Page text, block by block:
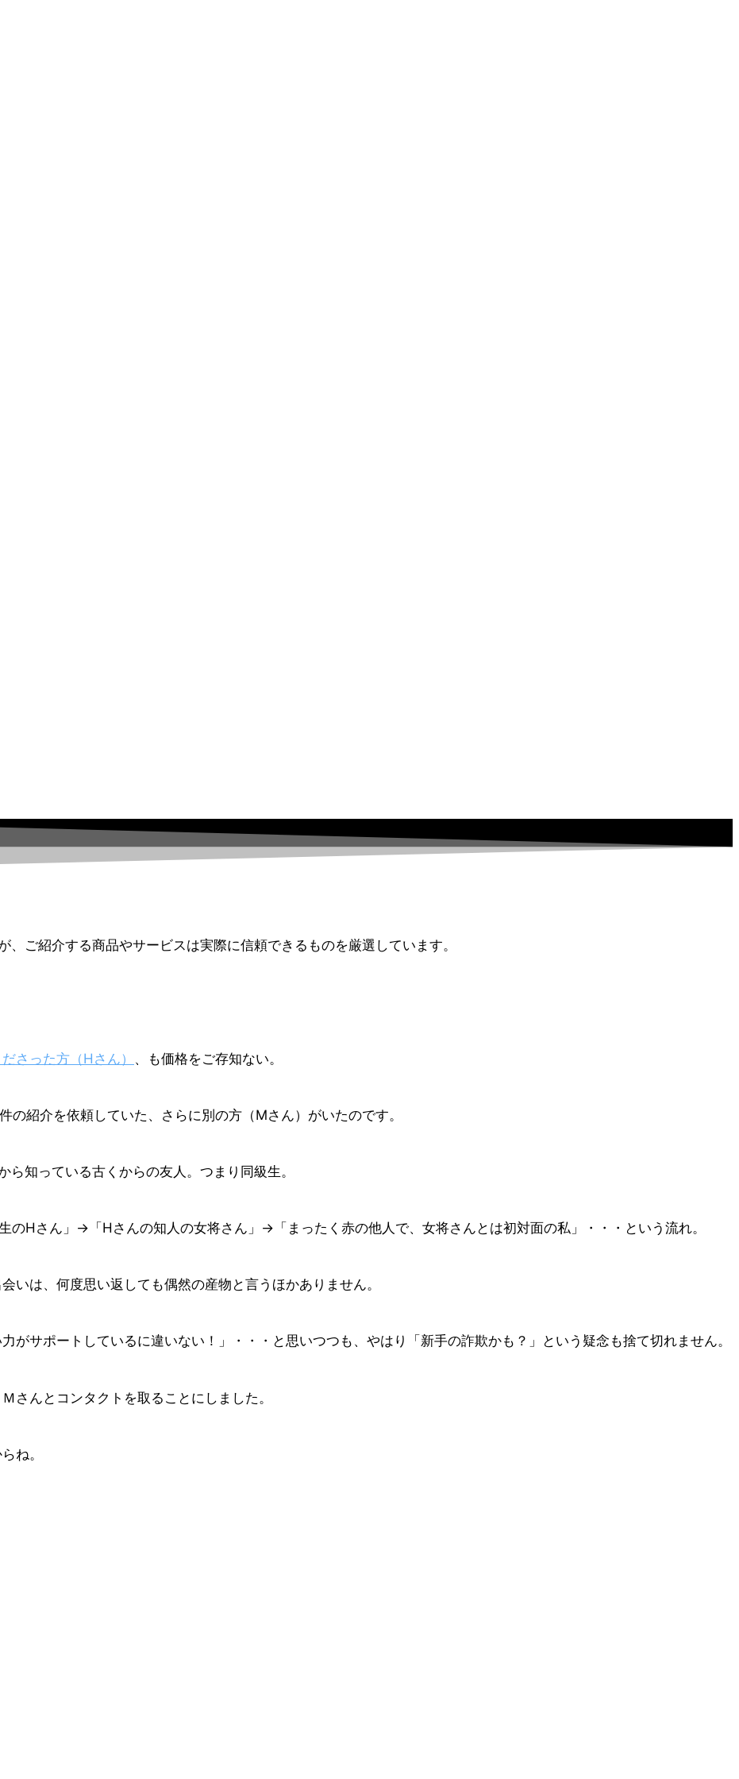
ご紹介する商品やサービスは実際に信頼できるものを厳選しています。
さった方（Hさん） 、も価格をご存知ない。
紹介を依頼していた、さらに別の方（Mさん）がいたのです。
知っている古くからの友人。つまり同級生。
Hさん」→「Hさんの知人の女将さん」→「まったく赤の他人で、女将さんとは初対面の私」・・・という流れ。
いは、何度思い返しても偶然の産物と言うほかありません。
がサポートしているに違いない！」・・・と思いつつも、やはり「新手の詐欺かも？」という疑念も捨て切れません。
さんとコンタクトを取ることにしました。
ね。